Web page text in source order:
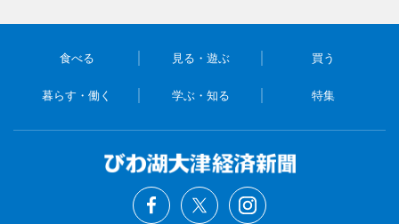
食べる 見る・遊ぶ 買う
暮らす・働く 学ぶ・知る 特集